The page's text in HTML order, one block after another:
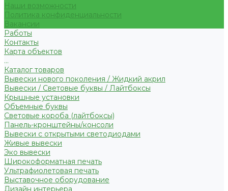
Наши возможности
Политика конфиденциальности
Вакансии
Работы
Контакты
Карта объектов
...
Каталог товаров
Вывески нового поколения / Жидкий акрил
Вывески / Световые буквы / Лайтбоксы
Крышные установки
Объемные буквы
Световые короба (лайтбоксы)
Панель-кронштейны/консоли
Вывески с открытыми светодиодами
Живые вывески
Эко вывески
Широкоформатная печать
Ультрафиолетовая печать
Выставочное оборудование
Дизайн интерьера